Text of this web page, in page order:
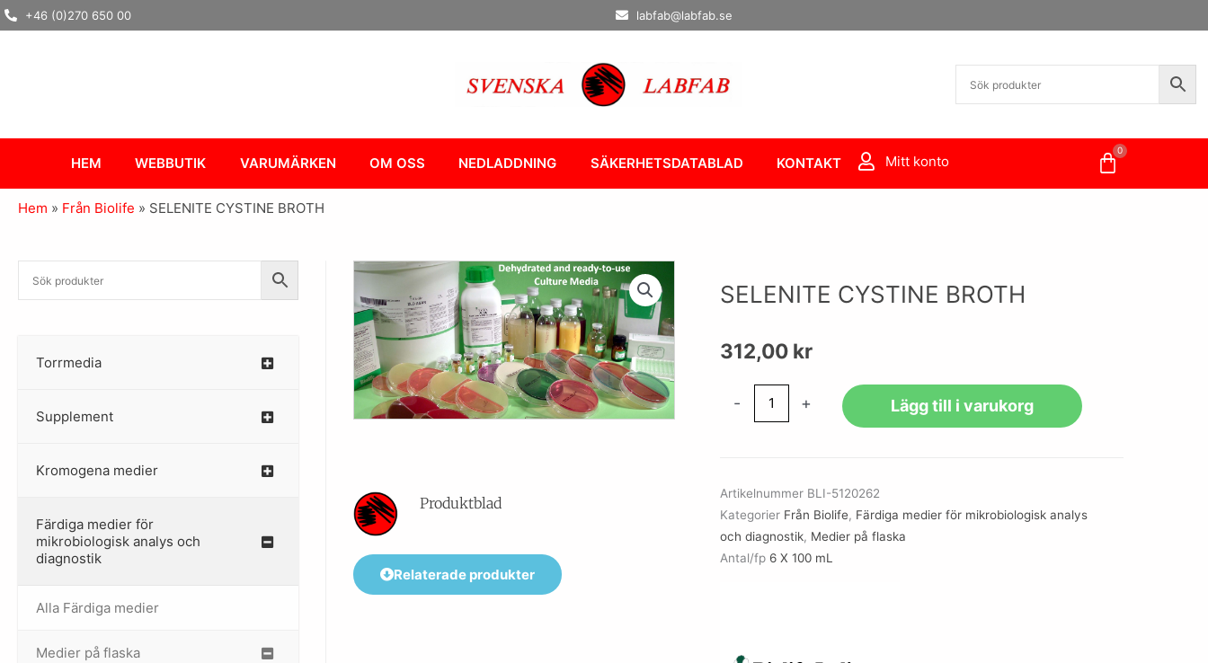
Hoppa
till
+46 (0)270 650 00 labfab@labfab.se
HEM WEBBUTIK VARUMÄRKEN OM OSS NEDLADDNING SÄKERHETSDATABLAD KONTAKT Mitt konto
0
Varukorg
Hem » Från Biolife » SELENITE CYSTINE BROTH
Torrmedia
–
Supplement
–
Kromogena medier
–
Färdiga medier för
mikrobiologisk analys och
diagnostik
Alla Färdiga medier
Medier på flaska
–
Produktblad
Relaterade produkter
SELENITE CYSTINE BROTH
312,00 kr
- + Lägg till i varukorg
Artikelnummer BLI-5120262
Kategorier Från Biolife, Färdiga medier för mikrobiologisk analys
och diagnostik, Medier på flaska
Antal/fp 6 X 100 mL